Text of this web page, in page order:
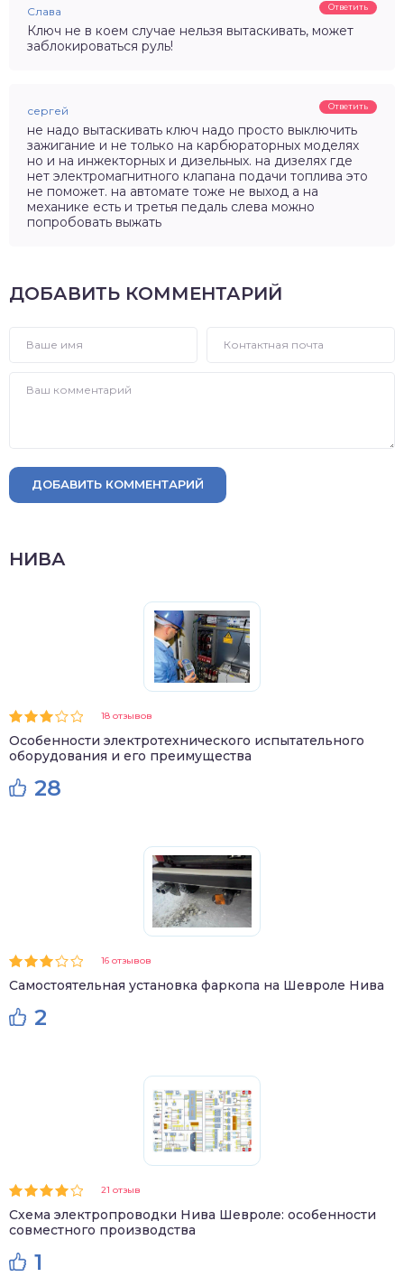
Слава Ответить
Ключ не в коем случае нельзя вытаскивать, может
заблокироваться руль!
сергей Ответить
не надо вытаскивать ключ надо просто выключить
зажигание и не только на карбюраторных моделях
но и на инжекторных и дизельных. на дизелях где
нет электромагнитного клапана подачи топлива это
не поможет. на автомате тоже не выход а на
механике есть и третья педаль слева можно
попробовать выжать
ДОБАВИТЬ КОММЕНТАРИЙ
ДОБАВИТЬ КОММЕНТАРИЙ
НИВА
18 отзывов
Особенности электротехнического испытательного
оборудования и его преимущества
28
16 отзывов
Самостоятельная установка фаркопа на Шевроле Нива
2
21 отзыв
Схема электропроводки Нива Шевроле: особенности
совместного производства
1